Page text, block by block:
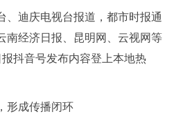
迪庆电视台报道，都市时报通
南经济日报、昆明网、云视网等
抖音号发布内容登上本地热
形成传播闭环